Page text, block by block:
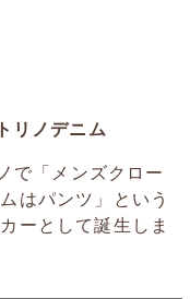
リノデニム
で「メンズクロー
はパンツ」という
ーとして誕生しま